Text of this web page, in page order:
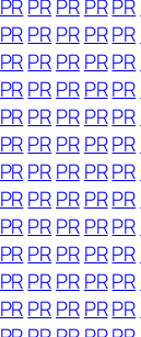
PRPRPRPRPR
PRPRPRPRPR
PRPRPRPRPR
PRPRPRPRPR
PRPRPRPRPR
PRPRPRPRPR
PRPRPRPRPR
PRPRPRPRPR
PRPRPRPRPR
PRPRPRPRPR
PRPRPRPRPR
PRPRPRPRPR